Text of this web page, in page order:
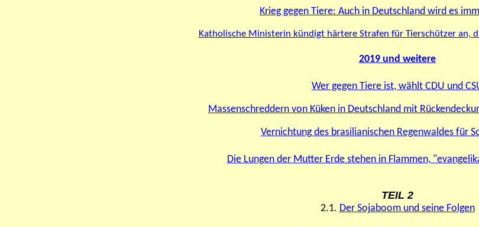
Krieg gegen Tiere: Auch in Deutschland wird es
Katholische Ministerin kündigt härtere Strafen für Tierschützer an,
2019 und weitere
Wer gegen Tiere ist, wählt CDU und
Massenschreddern von Küken in Deutschland mit
Vernichtung des brasilianischen Regenwaldes für
Die Lungen der Mutter Erde stehen in Flammen,
TEIL 2
2.1. Der Sojaboom und seine Folgen